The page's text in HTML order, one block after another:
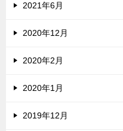
2021年6月
2020年12月
2020年2月
2020年1月
2019年12月